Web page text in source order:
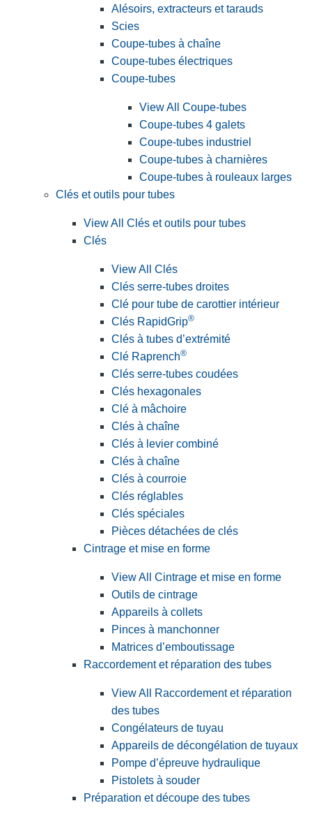
Alésoirs, extracteurs et tarauds
Scies
Coupe-tubes à chaîne
Coupe-tubes électriques
Coupe-tubes
View All Coupe-tubes
Coupe-tubes 4 galets
Coupe-tubes industriel
Coupe-tubes à charnières
Coupe-tubes à rouleaux larges
Clés et outils pour tubes
View All Clés et outils pour tubes
Clés
View All Clés
Clés serre-tubes droites
Clé pour tube de carottier intérieur
Clés RapidGrip®
Clés à tubes d’extrémité
Clé Raprench®
Clés serre-tubes coudées
Clés hexagonales
Clé à mâchoire
Clés à chaîne
Clés à levier combiné
Clés à chaîne
Clés à courroie
Clés réglables
Clés spéciales
Pièces détachées de clés
Cintrage et mise en forme
View All Cintrage et mise en forme
Outils de cintrage
Appareils à collets
Pinces à manchonner
Matrices d’emboutissage
Raccordement et réparation des tubes
View All Raccordement et réparation
des tubes
Congélateurs de tuyau
Appareils de décongélation de tuyaux
Pompe d’épreuve hydraulique
Pistolets à souder
Préparation et découpe des tubes